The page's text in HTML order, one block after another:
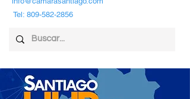
Tel: 809-582-2856